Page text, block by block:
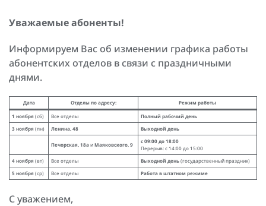
Уважаемые абоненты!
Информируем Вас об изменении графика работы
абонентских отделов в связи с праздничными
днями.
Дата Отделы по адресу: Режим работы
1 ноября (сб) Все отделы
Полный рабочий день
3 ноября (пн) Ленина, 48 Выходной день
Печорская, 18аиМаяковского, 9
с 09:00 до 18:00
Перерыв: с 14:00 до 15:00
4 ноября (вт) Все отделы Выходной день(государственный праздник)
5 ноября (ср) Все отделы Работа в штатном режиме
С уважением,